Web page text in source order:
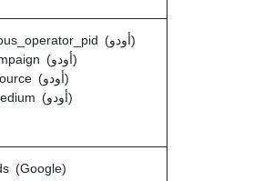
im_livechat_previous_operator_pid (أودو)
utm_campaign (أودو)
utm_source (أودو)
utm_medium (أودو)
(Google)